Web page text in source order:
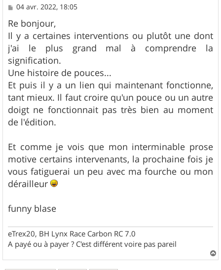
M
s
s
a
g
e
04 avr. 2022, 18:05
Re bonjour,
Il y a certaines interventions ou plutôt une dont
j'ai le plus grand mal à comprendre la
signification.
Une histoire de pouces...
Et puis il y a un lien qui maintenant fonctionne,
tant mieux. Il faut croire qu'un pouce ou un autre
doigt ne fonctionnait pas très bien au moment
de l'édition.
Et comme je vois que mon interminable prose
motive certains intervenants, la prochaine fois je
vous fatiguerai un peu avec ma fourche ou mon
dérailleur
funny blase
eTrex20, BH Lynx Race Carbon RC 7.0
A payé ou à payer ? C'est différent voire pas pareil
a